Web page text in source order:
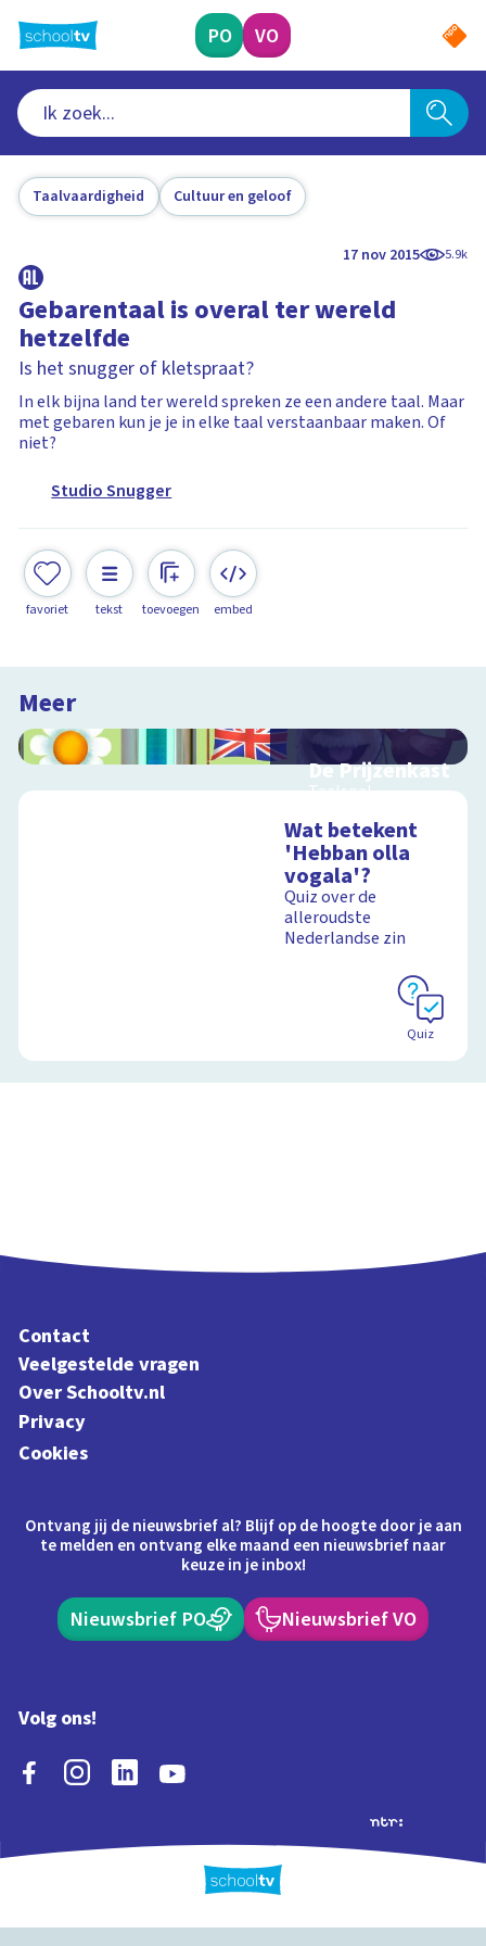
naar
hoofdinhoud
PO VO
Taalvaardigheid Cultuur en geloof
17 nov 2015 5.9k
Gebarentaal is overal ter wereld
hetzelfde
Is het snugger of kletspraat?
In elk bijna land ter wereld spreken ze een andere taal. Maar
met gebaren kun je je in elke taal verstaanbaar maken. Of
niet?
Studio Snugger
favoriet tekst toevoegen embed
Meer
De Prijzenkast
Taalspel
Wat betekent
'Hebban olla
vogala'?
Quiz over de
alleroudste
Nederlandse zin
Quiz
Contact
Veelgestelde vragen
Over Schooltv.nl
Privacy
Cookies
Ontvang jij de nieuwsbrief al? Blijf op de hoogte door je aan
te melden en ontvang elke maand een nieuwsbrief naar
keuze in je inbox!
Nieuwsbrief PO Nieuwsbrief VO
Volg ons!